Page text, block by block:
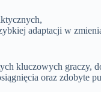
adaptacji w
kluczowych graczy,
oraz zdobyte